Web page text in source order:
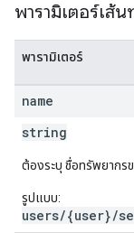
พารามิเตอร์เส้น
พารามิเตอร์
name
string
ต้องระบุ ชื่อทรัพยากร
รูปแบบ:
users/{user}/